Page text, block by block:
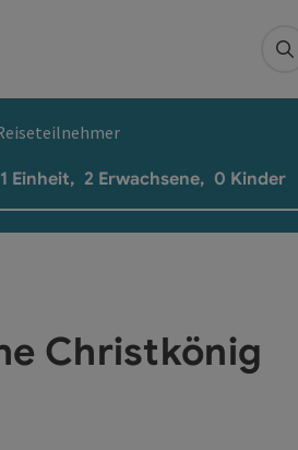
/ Reiseteilnehmer
und Personenfelder
1 Einheit, 2 Erwachsene, 0 Kinder
Christkönig